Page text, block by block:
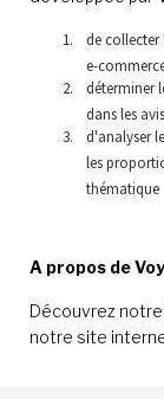
de collecter
e-
déterminer
dans les
d'analyser
les
thématique
A propos de
Découvrez
notre site